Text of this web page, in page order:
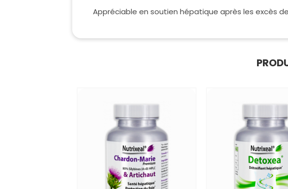
Appréciable en soutien hépatique après les excès